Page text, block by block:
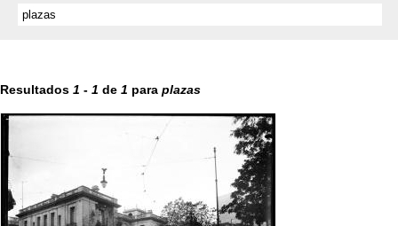
Resultados 1 - 1 de 1 para plazas